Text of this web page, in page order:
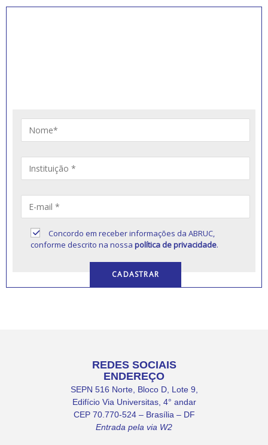
Concordo em receber informações da ABRUC,
conforme descrito na nossapolítica de privacidade.
REDES SOCIAIS
ENDEREÇO
SEPN 516 Norte, Bloco D, Lote 9,
Edifício Via Universitas, 4° andar
CEP 70.770-524 – Brasília – DF
Entrada pela via W2